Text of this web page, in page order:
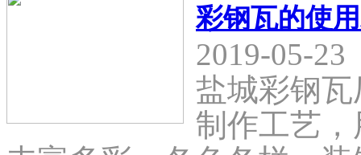
彩钢瓦的使
2019-05-23
盐城彩钢
制作工艺